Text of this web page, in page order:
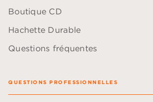
Boutique CD
Hachette Durable
Questions fréquentes
QUESTIONS PROFESSIONNELLES